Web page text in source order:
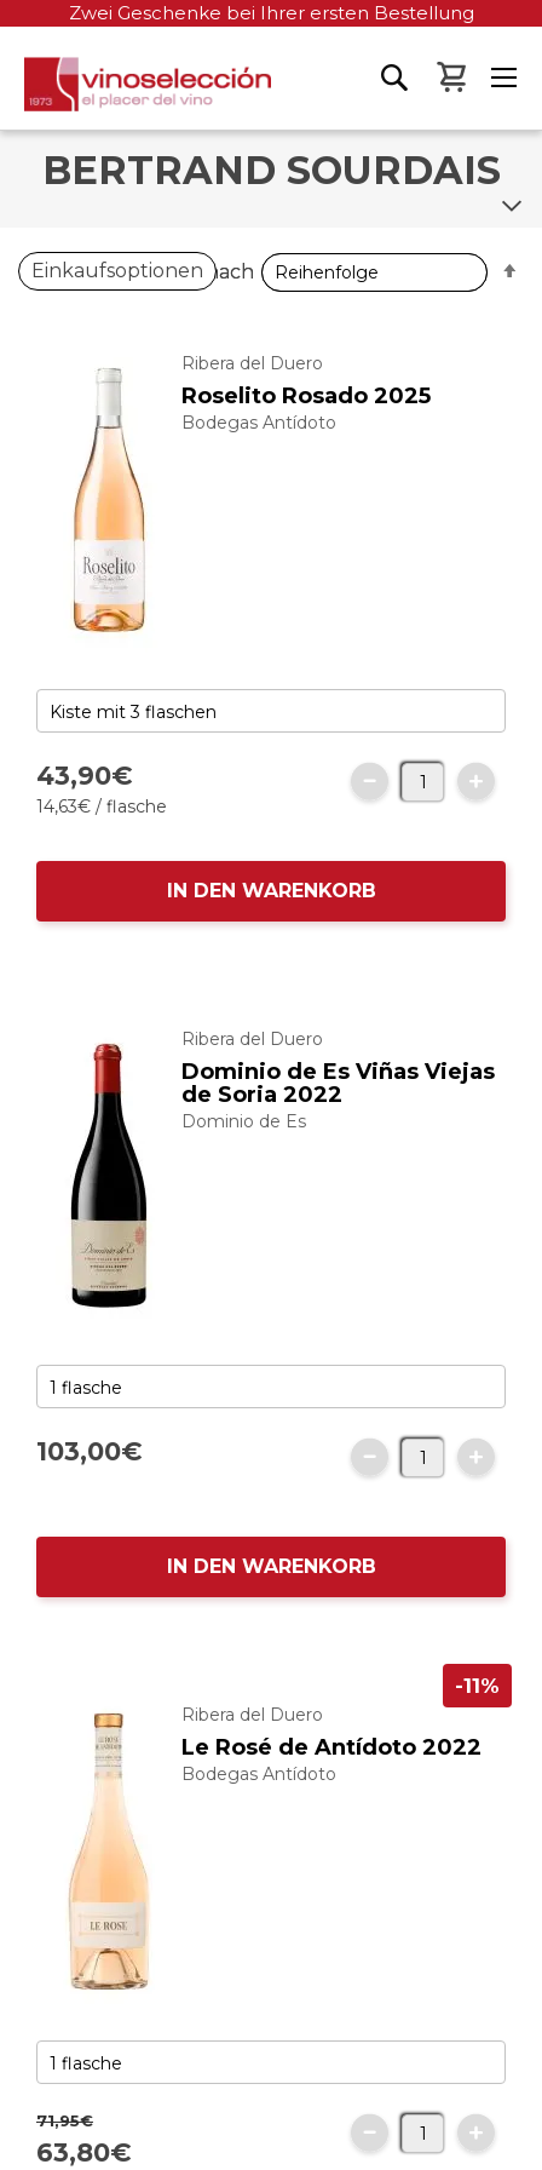
Zwei Geschenke bei Ihrer ersten Bestellung
Mein
BERTRAND SOURDAIS
Ribera del Duero
Roselito Rosado 2025
Bodegas Antídoto
43,90€
14,63€ / flasche
IN DEN WARENKORB
Ribera del Duero
Dominio de Es Viñas Viejas
de Soria 2022
Dominio de Es
103,00€
IN DEN WARENKORB
Ribera del Duero
Le Rosé de Antídoto 2022
Bodegas Antídoto
-11%
71,95€
63,80€
Einkaufsoptionen
Sortieren nach
Sortieren nach